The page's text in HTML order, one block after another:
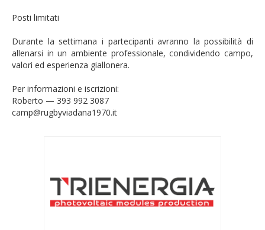
Posti limitati
Durante la settimana i partecipanti avranno la possibilità di
allenarsi in un ambiente professionale, condividendo campo,
valori ed esperienza giallonera.
Per informazioni e iscrizioni:
Roberto — 393 992 3087
camp@rugbyviadana1970.it